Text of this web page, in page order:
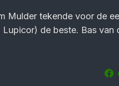
Mulder tekende voor de
Lupicor) de beste. Bas van